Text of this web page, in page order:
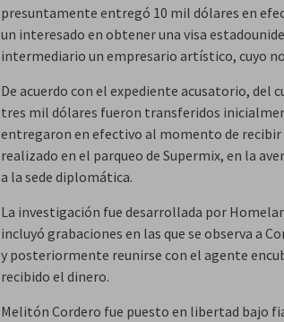
presuntamente entregó 10 mil dólares en
un interesado en obtener una visa
intermediario un empresario artístico, cuyo
De acuerdo con el expediente acusatorio, del
tres mil dólares fueron transferidos
entregaron en efectivo al momento de
realizado en el parqueo de Supermix, en la
a la sede diplomática.
La investigación fue desarrollada por
incluyó grabaciones en las que se observa a
y posteriormente reunirse con el agente
recibido el dinero.
Melitón Cordero fue puesto en libertad bajo